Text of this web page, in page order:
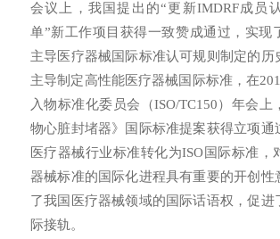
会议上，我国提出的“更新IMDRF成员
单”新工作项目获得一致赞成通过，实现
主导医疗器械国际标准认可规则制定的历
主导制定高性能医疗器械国际标准，在
入物标准化委员会（ISO/TC150）年会上
物心脏封堵器》国际标准提案获得立项通
医疗器械行业标准转化为ISO国际标准，
器械标准的国际化进程具有重要的开创性
了我国医疗器械领域的国际话语权，促进
际接轨。